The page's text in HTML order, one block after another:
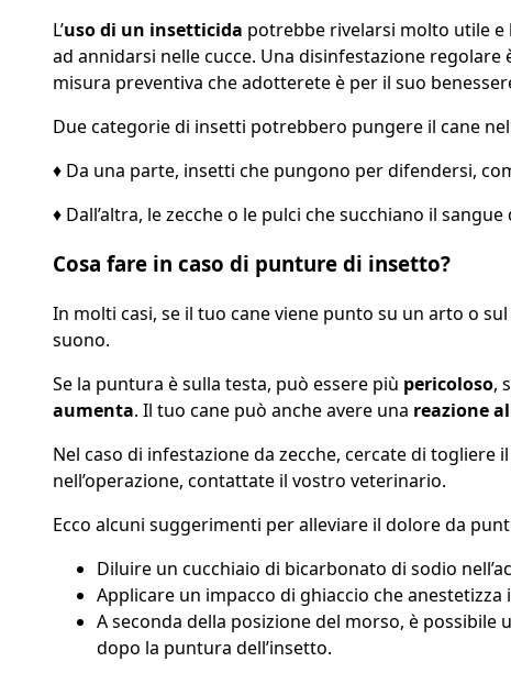
L’uso di un insetticida potrebbe rivelarsi molto utile e
ad annidarsi nelle cucce. Una disinfestazione
misura preventiva che adotterete è per il suo
Due categorie di insetti potrebbero pungere il cane
♦ Da una parte, insetti che pungono per difendersi,
♦ Dall’altra, le zecche o le pulci che succhiano il sangue
Cosa fare in caso di punture di insetto?
In molti casi, se il tuo cane viene punto su un arto o
suono.
Se la puntura è sulla testa, può essere più pericoloso,
aumenta. Il tuo cane può anche avere una reazione
Nel caso di infestazione da zecche, cercate di
nell’operazione, contattate il vostro veterinario.
Ecco alcuni suggerimenti per alleviare il dolore da
Diluire un cucchiaio di bicarbonato di sodio
Applicare un impacco di ghiaccio che
A seconda della posizione del morso, è
dopo la puntura dell’insetto.